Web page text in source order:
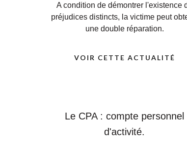
A condition de démontrer l'existence
préjudices distincts, la victime peut
une double réparation.
VOIR CETTE ACTUALITÉ
Le CPA : compte personnel
d'activité.